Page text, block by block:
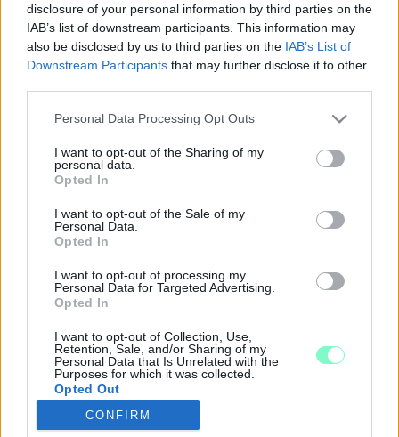
disclosure of your personal information by third parties on the
IAB’s list of downstream participants. This information may
also be disclosed by us to third parties on the IAB’s List of
Downstream Participants that may further disclose it to other
Please note that this website/app uses one or more Google
not limited to your visit or usage behaviour. You may click to
grant or deny consent to Google and its third-party tags to
use your data for below specified purposes in below Google
consent section.
Personal Data Processing Opt Outs
I want to opt-out of the Sharing of my
personal data.
Opted In
I want to opt-out of the Sale of my
Personal Data.
Opted In
I want to opt-out of processing my
Personal Data for Targeted Advertising.
Opted In
I want to opt-out of Collection, Use,
Retention, Sale, and/or Sharing of my
Personal Data that Is Unrelated with the
Purposes for which it was collected.
Opted Out
CONFIRM
A LEKÖSZÖNŐ GYŐRI KÓRHÁZIGAZGATÓ ÉS A
PÜSPÖK IS DÍSZPOLGÁR LETT GYŐRBEN
2021. március. 12. 10:30
RTL Klub munkatársát is díjazták.
"A PARIZERT SOKAN SZERETHETIK, ETTŐL
PÉTER VAGY SZABÓ TÍMEA PÁRTJÁNAK"
2021. március. 11. 07:52
megnyerésének? Összeolvadnak-e az ellenzéki pártok és miért
tették lehetetlenné maguk számára a kiugrást? Vajon meddig
és főleg miért vitázik Fekete-Győr András és Jakab Péter arról,
kinek hány apja lehet. Elemzünk!
NEM SZAVAZZA MEG AZ ELLENZÉK A
FELHATALMAZÁSI TÖRVÉNYT
2021. február. 16. 18:40
Hol van már a novemberi teljes konszenzus...
MÁR MOST VÁLSÁGKORMÁNYZÁS ZAJLIK!
2020. szeptember. 21. 11:47
Megdönti-e a járvány a Fidesz tíz éve tartó uralmát, eljött-e az